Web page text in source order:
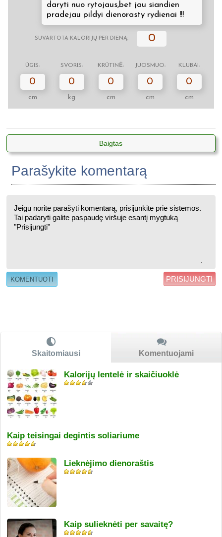
daryti nuo rytojaus,bet jau siandien
pradejau pildyi dienorasty rydienai !!!
SUVARTOTA KALORIJŲ PER DIENĄ: 0
ŪGIS: SVORIS: KRŪTINĖ: JUOSMUO: KLUBAI:
0
cm
0
kg
0
cm
0
cm
0
cm
Baigtas
Parašykite komentarą
PRISIJUNGTI
Skaitomiausi Komentuojami
Kalorijų lentelė ir skaičiuoklė
Kaip teisingai degintis soliariume
Lieknėjimo dienoraštis
Kaip sulieknėti per savaitę?